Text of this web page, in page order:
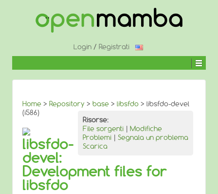
CONTENUTO
Login / Registrati
Home > Repository > base > libsfdo > libsfdo-devel
(i586)
Risorse:
File sorgenti | Modifiche
Problemi | Segnala un problema
Scarica
libsfdo-
devel:
Development files for
libsfdo